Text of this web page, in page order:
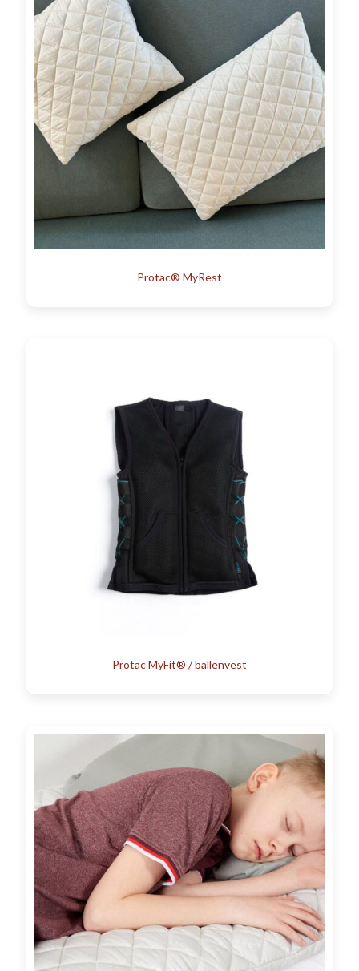
Protac® MyRest
Protac MyFit® / ballenvest